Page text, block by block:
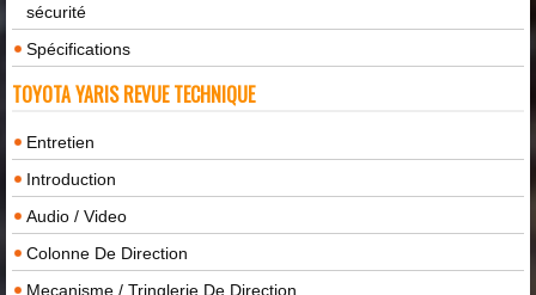
sécurité
Spécifications
TOYOTA YARIS REVUE TECHNIQUE
Entretien
Introduction
Audio / Video
Colonne De Direction
Mecanisme / Tringlerie De Direction